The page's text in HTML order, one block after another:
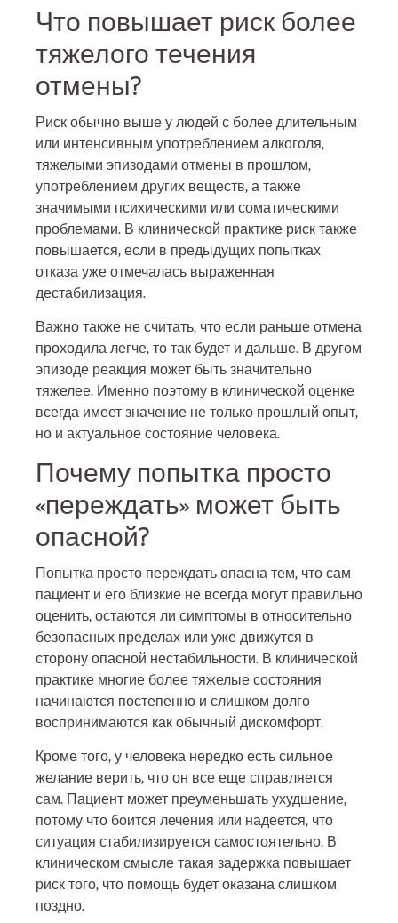
Что повышает риск более
тяжелого течения
отмены?
Риск обычно выше у людей с более длительным
или интенсивным употреблением алкоголя,
тяжелыми эпизодами отмены в прошлом,
употреблением других веществ, а также
значимыми психическими или соматическими
проблемами. В клинической практике риск также
повышается, если в предыдущих попытках
отказа уже отмечалась выраженная
дестабилизация.
Важно также не считать, что если раньше отмена
проходила легче, то так будет и дальше. В другом
эпизоде реакция может быть значительно
тяжелее. Именно поэтому в клинической оценке
всегда имеет значение не только прошлый опыт,
но и актуальное состояние человека.
Почему попытка просто
«переждать» может быть
опасной?
Попытка просто переждать опасна тем, что сам
пациент и его близкие не всегда могут правильно
оценить, остаются ли симптомы в относительно
безопасных пределах или уже движутся в
сторону опасной нестабильности. В клинической
практике многие более тяжелые состояния
начинаются постепенно и слишком долго
воспринимаются как обычный дискомфорт.
Кроме того, у человека нередко есть сильное
желание верить, что он все еще справляется
сам. Пациент может преуменьшать ухудшение,
потому что боится лечения или надеется, что
ситуация стабилизируется самостоятельно. В
клиническом смысле такая задержка повышает
риск того, что помощь будет оказана слишком
поздно.